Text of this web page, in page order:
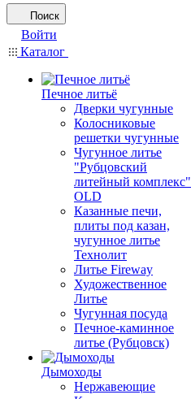
Поиск
Войти
Каталог
Печное литьё
Дверки чугунные
Колосниковые
решетки чугунные
Чугунное литье
"Рубцовский
литейный комплекс"
OLD
Казанные печи,
плиты под казан,
чугунное литье
Технолит
Литье Fireway
Художественное
Литье
Чугунная посуда
Печное-каминное
литье (Рубцовск)
Дымоходы
Нержавеющие